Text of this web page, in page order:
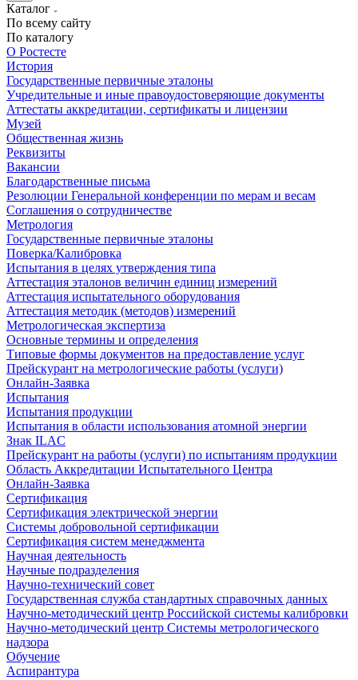
Каталог
По всему сайту
По каталогу
О Ростесте
История
Государственные первичные эталоны
Учредительные и иные правоудостоверяющие документы
Аттестаты аккредитации, сертификаты и лицензии
Музей
Общественная жизнь
Реквизиты
Вакансии
Благодарственные письма
Резолюции Генеральной конференции по мерам и весам
Соглашения о сотрудничестве
Метрология
Государственные первичные эталоны
Поверка/Калибровка
Испытания в целях утверждения типа
Аттестация эталонов величин единиц измерений
Аттестация испытательного оборудования
Аттестация методик (методов) измерений
Метрологическая экспертиза
Основные термины и определения
Типовые формы документов на предоставление услуг
Прейскурант на метрологические работы (услуги)
Онлайн-Заявка
Испытания
Испытания продукции
Испытания в области использования атомной энергии
Знак ILAC
Прейскурант на работы (услуги) по испытаниям продукции
Область Аккредитации Испытательного Центра
Онлайн-Заявка
Сертификация
Сертификация электрической энергии
Системы добровольной сертификации
Сертификация систем менеджмента
Научная деятельность
Научные подразделения
Научно-технический совет
Государственная служба стандартных справочных данных
Научно-методический центр Российской системы калибровки
Научно-методический центр Системы метрологического
надзора
Обучение
Аспирантура